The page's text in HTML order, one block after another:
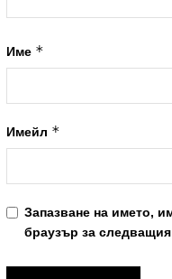
Име *
Имейл *
Запазване на името,
браузър за